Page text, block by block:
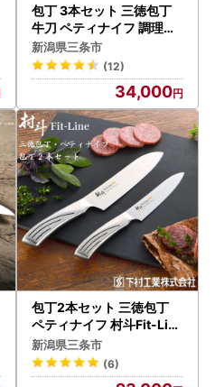
包丁 3本セット 三徳包丁
牛刀 ペティナイフ 調理器
具 キッチン用品
新潟県三条市
(12)
34,000
包丁2本セット 三徳包丁
ペティナイフ 村斗Fit-Line
ステンレス 燕三条製 万能
調理器具 キッチン用品
新潟県三条市
(6)